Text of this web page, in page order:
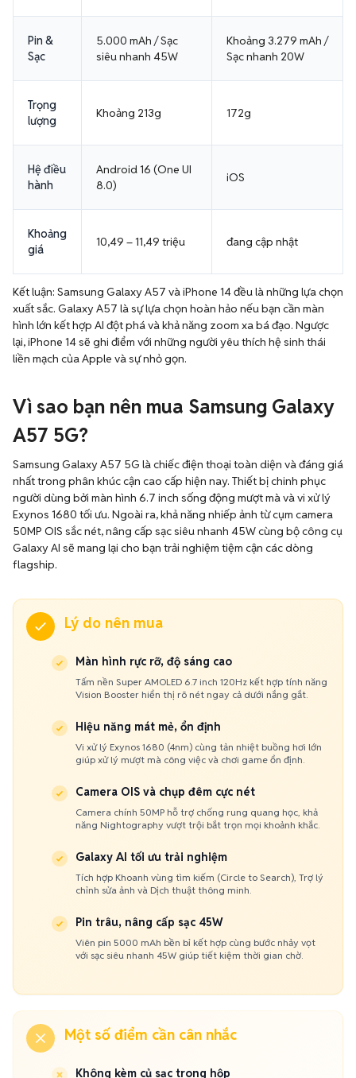
Pin &
Sạc
5.000 mAh / Sạc
siêu nhanh 45W
Khoảng 3.279 mAh /
Sạc nhanh 20W
Trọng
lượng
Khoảng 213g 172g
Hệ điều
hành
Android 16 (One UI
8.0)
iOS
Khoảng
giá
10,49 – 11,49 triệu đang cập nhật
Kết luận: Samsung Galaxy A57 và iPhone 14 đều là những lựa chọn
xuất sắc. Galaxy A57 là sự lựa chọn hoàn hảo nếu bạn cần màn
hình lớn kết hợp AI đột phá và khả năng zoom xa bá đạo. Ngược
lại, iPhone 14 sẽ ghi điểm với những người yêu thích hệ sinh thái
liền mạch của Apple và sự nhỏ gọn.
Vì sao bạn nên mua Samsung Galaxy
A57 5G?
Samsung Galaxy A57 5G là chiếc điện thoại toàn diện và đáng giá
nhất trong phân khúc cận cao cấp hiện nay. Thiết bị chinh phục
người dùng bởi màn hình 6.7 inch sống động mượt mà và vi xử lý
Exynos 1680 tối ưu. Ngoài ra, khả năng nhiếp ảnh từ cụm camera
50MP OIS sắc nét, nâng cấp sạc siêu nhanh 45W cùng bộ công cụ
Galaxy AI sẽ mang lại cho bạn trải nghiệm tiệm cận các dòng
flagship.
Lý do nên mua
Màn hình rực rỡ, độ sáng cao
Tấm nền Super AMOLED 6.7 inch 120Hz kết hợp tính năng
Vision Booster hiển thị rõ nét ngay cả dưới nắng gắt.
Hiệu năng mát mẻ, ổn định
Vi xử lý Exynos 1680 (4nm) cùng tản nhiệt buồng hơi lớn
giúp xử lý mượt mà công việc và chơi game ổn định.
Camera OIS và chụp đêm cực nét
Camera chính 50MP hỗ trợ chống rung quang học, khả
năng Nightography vượt trội bắt trọn mọi khoảnh khắc.
Galaxy AI tối ưu trải nghiệm
Tích hợp Khoanh vùng tìm kiếm (Circle to Search), Trợ lý
chỉnh sửa ảnh và Dịch thuật thông minh.
Pin trâu, nâng cấp sạc 45W
Viên pin 5000 mAh bền bỉ kết hợp cùng bước nhảy vọt
với sạc siêu nhanh 45W giúp tiết kiệm thời gian chờ.
Một số điểm cần cân nhắc
Không kèm củ sạc trong hộp